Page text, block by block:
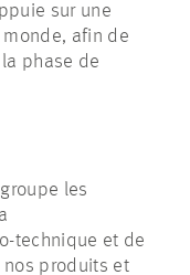
sur une
afin de
phase de
les
technique et de
produits et